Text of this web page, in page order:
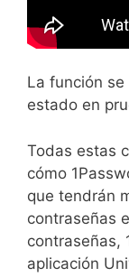
La función
estado en
Todas estas
cómo
que tendrán
contraseñas
contraseñas,
aplicación